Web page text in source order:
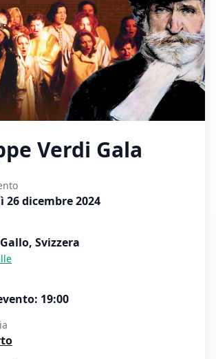
Verdi Gala
26 dicembre 2024
, Svizzera
19:00